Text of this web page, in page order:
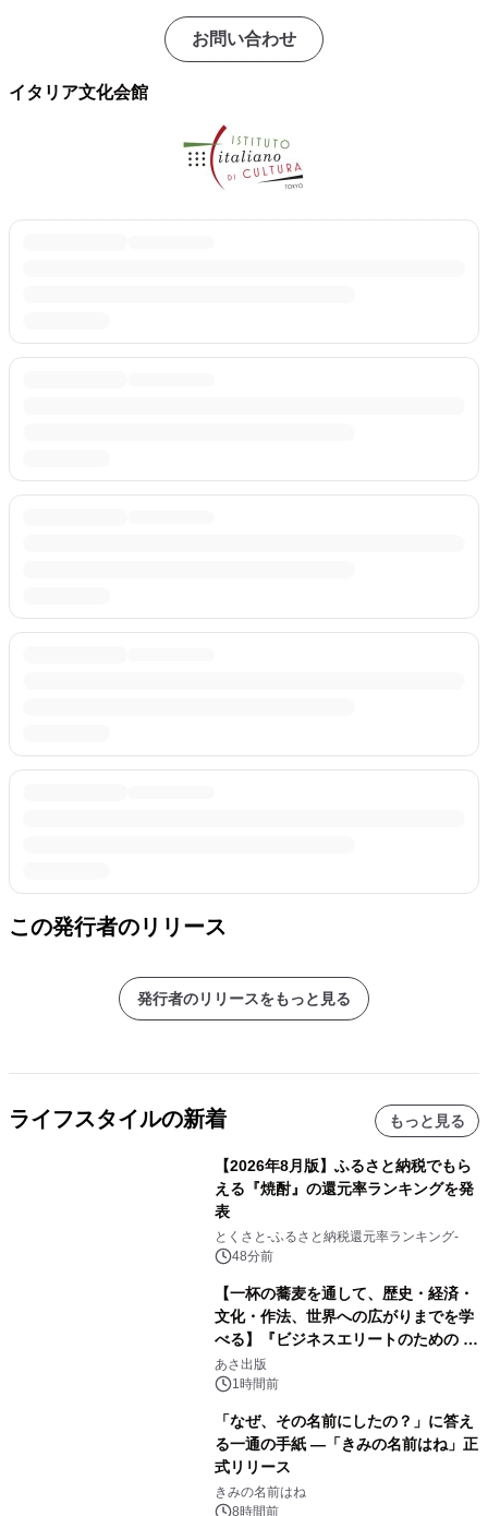
お問い合わせ
イタリア文化会館
この発行者のリリース
発行者のリリースをもっと見る
ライフスタイルの新着 もっと見る
【2026年8月版】ふるさと納税でもら
える『焼酎』の還元率ランキングを発
表
とくさと-ふるさと納税還元率ランキング-
48分前
【一杯の蕎麦を通して、歴史・経済・
文化・作法、世界への広がりまでを学
べる】『ビジネスエリートのための 教
養としての蕎麦』2026年8月25日
（火）発売
あさ出版
1時間前
「なぜ、その名前にしたの？」に答え
る一通の手紙 ―「きみの名前はね」正
式リリース
きみの名前はね
8時間前